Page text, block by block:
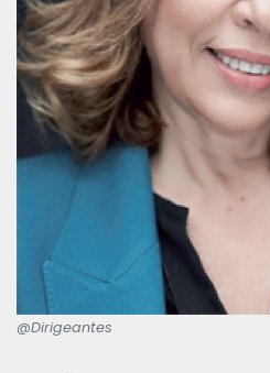
@Dirigeantes